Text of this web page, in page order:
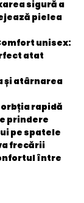
sigură a
pielea
unisex:
atat
și atârnarea
rapidă
prindere
pe spatele
frecării
între